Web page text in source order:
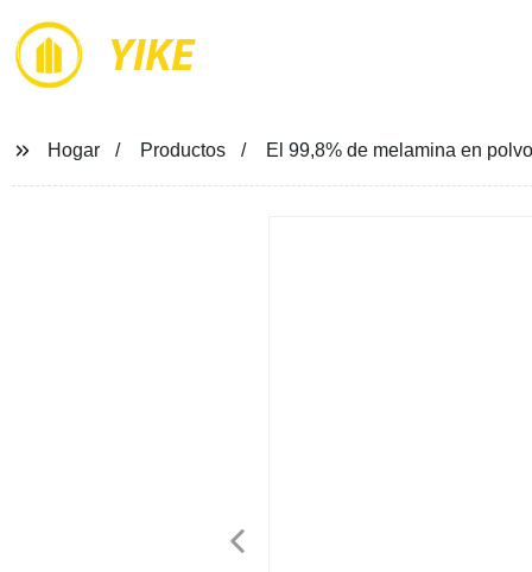
YIKE
Hogar Productos El 99,8% de melamina en